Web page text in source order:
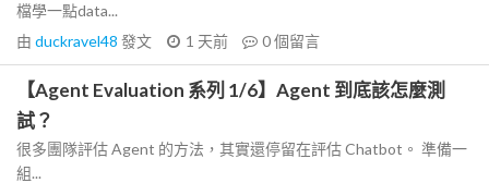
檔學一點data...
由 duckravel48 發文 1 天前 0個留言
【Agent Evaluation 系列 1/6】Agent 到底該怎麼測
試？
很多團隊評估 Agent 的方法，其實還停留在評估 Chatbot。 準備一
組...